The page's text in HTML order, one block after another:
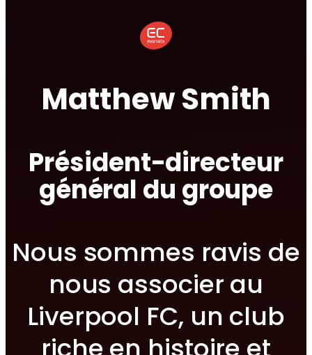
Matthew Smith
Président-directeur
général du groupe
Nous sommes ravis de
nous associer au
Liverpool FC, un club